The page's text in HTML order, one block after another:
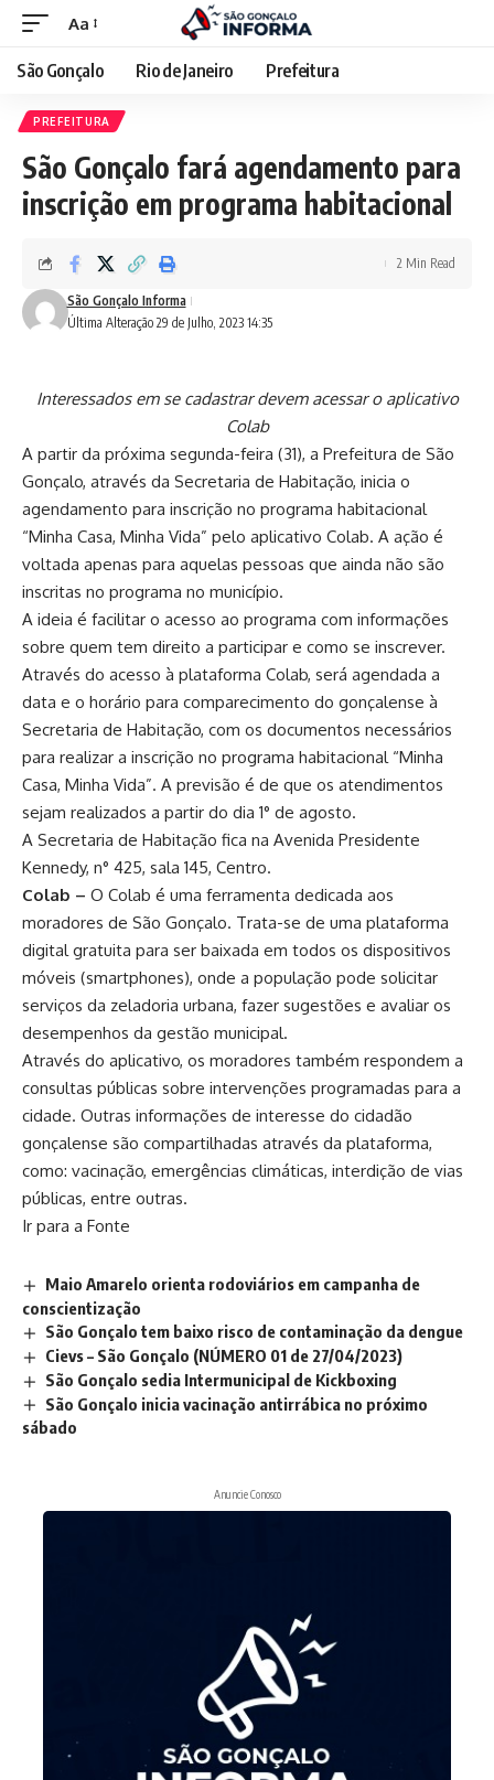
Aa
São Gonçalo Rio de Janeiro Prefeitura
PREFEITURA
São Gonçalo fará agendamento para
inscrição em programa habitacional
Última Alteração 29 de Julho, 2023 14:35
São Gonçalo Informa
2 Min Read
Interessados em se cadastrar devem acessar o aplicativo
Colab
A partir da próxima segunda-feira (31), a Prefeitura de São
Gonçalo, através da Secretaria de Habitação, inicia o
agendamento para inscrição no programa habitacional
“Minha Casa, Minha Vida” pelo aplicativo Colab. A ação é
voltada apenas para aquelas pessoas que ainda não são
inscritas no programa no município.
A ideia é facilitar o acesso ao programa com informações
sobre quem tem direito a participar e como se inscrever.
Através do acesso à plataforma Colab, será agendada a
data e o horário para comparecimento do gonçalense à
Secretaria de Habitação, com os documentos necessários
para realizar a inscrição no programa habitacional “Minha
Casa, Minha Vida”. A previsão é de que os atendimentos
sejam realizados a partir do dia 1° de agosto.
A Secretaria de Habitação fica na Avenida Presidente
Kennedy, n° 425, sala 145, Centro.
Colab – O Colab é uma ferramenta dedicada aos
moradores de São Gonçalo. Trata-se de uma plataforma
digital gratuita para ser baixada em todos os dispositivos
móveis (smartphones), onde a população pode solicitar
serviços da zeladoria urbana, fazer sugestões e avaliar os
desempenhos da gestão municipal.
Através do aplicativo, os moradores também respondem a
consultas públicas sobre intervenções programadas para a
cidade. Outras informações de interesse do cidadão
gonçalense são compartilhadas através da plataforma,
como: vacinação, emergências climáticas, interdição de vias
públicas, entre outras.
Ir para a Fonte
Maio Amarelo orienta rodoviários em campanha de
conscientização
São Gonçalo tem baixo risco de contaminação da dengue
Cievs – São Gonçalo (NÚMERO 01 de 27/04/2023)
São Gonçalo sedia Intermunicipal de Kickboxing
São Gonçalo inicia vacinação antirrábica no próximo
sábado
Anuncie Conosco